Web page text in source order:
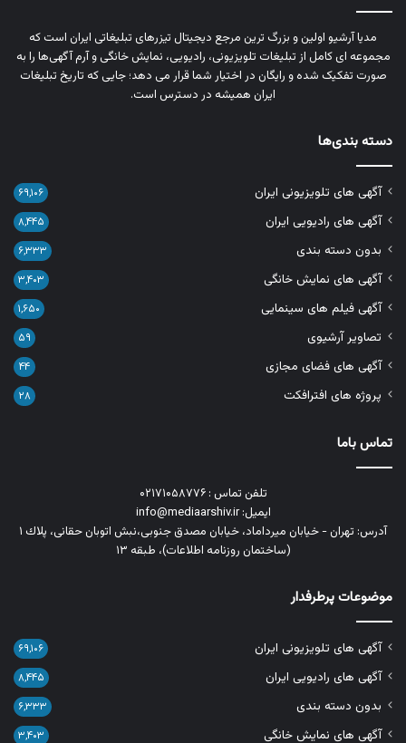
مدیا آرشیو اولین و بزرگ‌ ترین مرجع دیجیتال تیزرهای تبلیغاتی ایران است که
مجموعه‌ ای کامل از تبلیغات تلویزیونی، رادیویی، نمایش خانگی و آرم‌ آگهی‌ها را به‌
صورت تفکیک‌ شده و رایگان در اختیار شما قرار می‌ دهد؛ جایی که تاریخ تبلیغات
ایران همیشه در دسترس است.
دسته بندی‌ها
آگهی های تلویزیونی ایران ۶۹,۱۰۶
آگهی های رادیویی ایران ۸,۴۴۵
بدون دسته بندی ۶,۳۳۳
آگهی های نمایش خانگی ۳,۴۰۳
آگهی فیلم های سینمایی ۱,۶۵۰
تصاویر آرشیوی ۵۹
آگهی های فضای مجازی ۴۴
پروژه های افترافکت ۲۸
تماس باما
تلفن تماس : ۰۲۱۷۱۰۵۸۷۷۶
ایمیل: info@mediaarshiv.ir
آدرس: تهران - خیابان میرداماد، خیابان مصدق جنوبی،نبش اتوبان حقانی، پلاك ١
(ساختمان روزنامه اطلاعات)، طبقه ۱۳
موضوعات پرطرفدار
آگهی های تلویزیونی ایران ۶۹,۱۰۶
آگهی های رادیویی ایران ۸,۴۴۵
بدون دسته بندی ۶,۳۳۳
آگهی های نمایش خانگی ۳,۴۰۳